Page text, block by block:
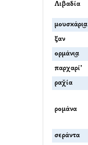
Λιβαδία
μουσκάρι͜α
ξαν
ορμάνι͜α
παρχαρί’
ραχ̌ία
ρομάνα
σεράντα